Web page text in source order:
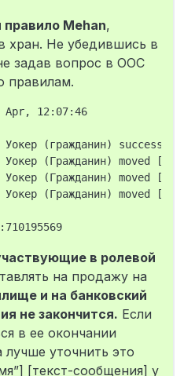
Mehan,
хран. Не убедившись в
задав вопрос в ООС
правилам.
Apr, 12:07:46
(гражданин)
(Гражданин) moved
(Гражданин) moved
(Гражданин) moved
в ролевой
на продажу на
и на банковский
не закончится. Если
в ее окончании
лучше уточнить это
[текст-сообщения] у